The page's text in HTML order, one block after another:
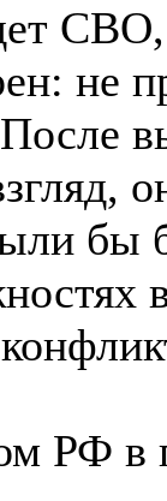
СВО,
не
бы
РФ в